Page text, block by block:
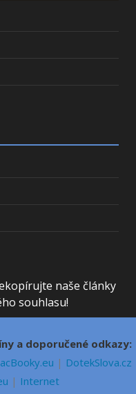
naše články
souhlasu!
a doporučené odkazy:
| DotekSlova.cz
| Internet